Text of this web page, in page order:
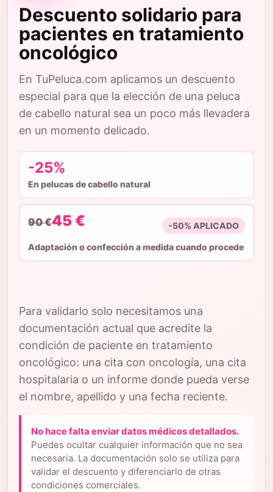
Descuento solidario para
pacientes en tratamiento
oncológico
En TuPeluca.com aplicamos un descuento
especial para que la elección de una peluca
de cabello natural sea un poco más llevadera
en un momento delicado.
-25%
En pelucas de cabello natural
90 €45 € -50% APLICADO
Adaptación o confección a medida cuando procede
Para validarlo solo necesitamos una
documentación actual que acredite la
condición de paciente en tratamiento
oncológico: una cita con oncología, una cita
hospitalaria o un informe donde pueda verse
el nombre, apellido y una fecha reciente.
No hace falta enviar datos médicos detallados.
Puedes ocultar cualquier información que no sea
necesaria. La documentación solo se utiliza para
validar el descuento y diferenciarlo de otras
condiciones comerciales.